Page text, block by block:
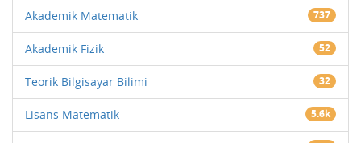
Akademik Matematik 737
Akademik Fizik 52
Teorik Bilgisayar Bilimi 32
Lisans Matematik 5.6k